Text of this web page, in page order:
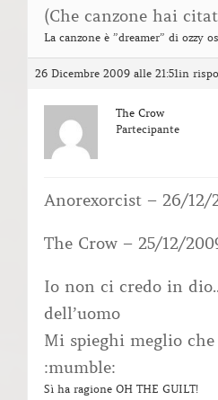
(Che canzone hai
La canzone è ”dreamer” di ozzy
26 Dicembre 2009 alle 21:51in
The Crow
Partecipante
Anorexorcist – 26/12/
The Crow – 25/12/
Io non ci credo in
dell’uomo
Mi spieghi meglio
:mumble:
Sì ha ragione OH THE GUILT!